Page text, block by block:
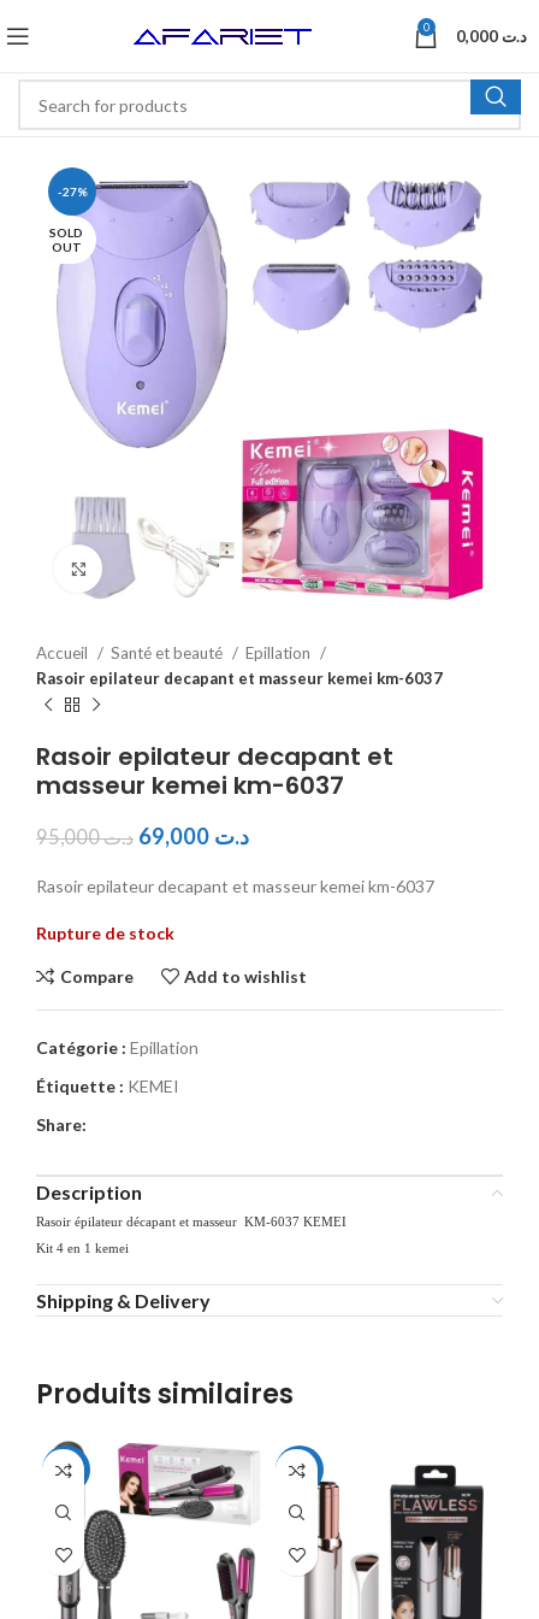
0 د.ت
-27%
SOLD
OUT
Click to enlarge
Accueil Santé et beauté
Epillation
Rasoir epilateur decapant et masseur kemei km-6037
Rasoir epilateur decapant et
masseur kemei km-6037
د.ت95,000 د.ت
Rasoir epilateur decapant et masseur kemei km-6037
Rupture de stock
Compare Add to wishlist
Catégorie : Epillation
Étiquette : KEMEI
Share:
Description
Rasoir épilateur décapant et masseur KM-6037 KEMEI
Kit 4 en 1 kemei
Shipping & Delivery
Produits similaires
-29% -44%